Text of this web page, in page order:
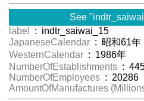
See
label
: indtr_saiwai_15
JapaneseCalendar : 昭和61年
WesternCalendar : 1986年
NumberOfEstablishments :
NumberOfEmployees : 20286
AmountOfManufactures